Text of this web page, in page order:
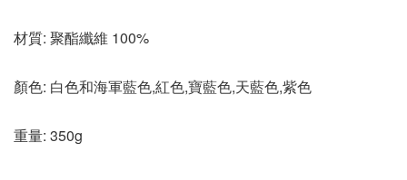
材質: 聚酯纖維 100%
顏色: 白色和海軍藍色,紅色,寶藍色,天藍色,紫色
重量: 350g